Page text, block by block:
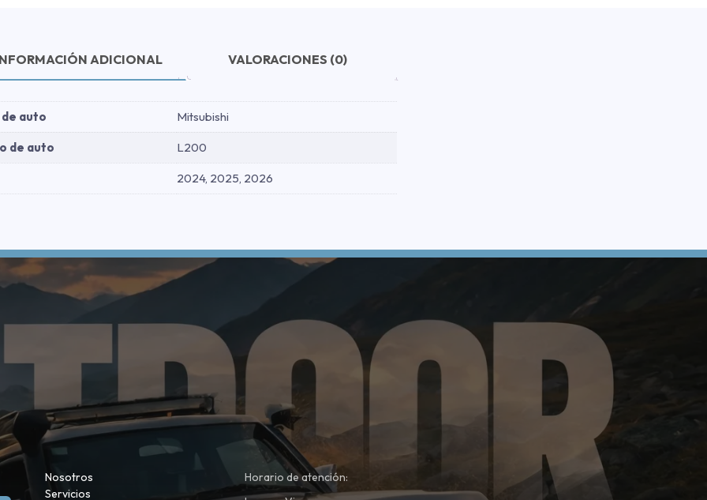
cantidad
ADICIONAL VALORACIONES (0)
auto Mitsubishi
de auto L200
2024, 2025, 2026
Nosotros
Servicios
Horario de atención: